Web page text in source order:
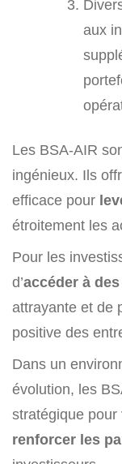
aux
Les BSA-AIR
ingénieux. Ils
efficace pour
étroitement les
Pour les
d’accéder à
attrayante et de
positive des
Dans un
évolution, les
stratégique pour
renforcer les